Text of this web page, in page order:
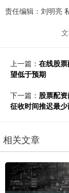
责任编辑：刘明亮
上一篇： 在线股
望低于预期
下一篇： 股票配
征收时间推迟最
相关文章